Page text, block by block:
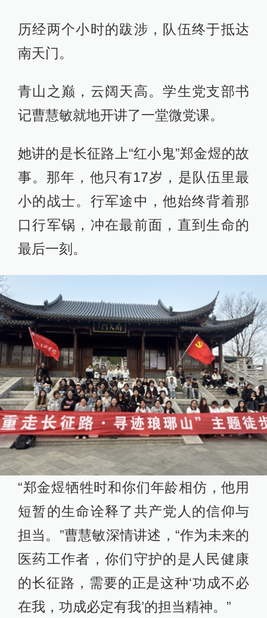
历经两个小时的跋涉，队伍终于抵达
南天门。
青山之巅，云阔天高。学生党支部书
记曹慧敏就地开讲了一堂微党课。
她讲的是长征路上“红小鬼”郑金煜的故
事。那年，他只有17岁，是队伍里最
小的战士。行军途中，他始终背着那
口行军锅，冲在最前面，直到生命的
最后一刻。
“郑金煜牺牲时和你们年龄相仿，他用
短暂的生命诠释了共产党人的信仰与
担当。”曹慧敏深情讲述，“作为未来的
医药工作者，你们守护的是人民健康
的长征路，需要的正是这种‘功成不必
在我，功成必定有我’的担当精神。”